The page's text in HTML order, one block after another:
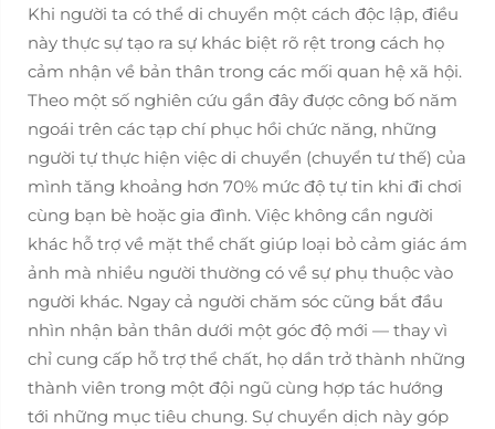
Khi người ta có thể di chuyển một cách độc lập, điều
này thực sự tạo ra sự khác biệt rõ rệt trong cách họ
cảm nhận về bản thân trong các mối quan hệ xã hội.
Theo một số nghiên cứu gần đây được công bố năm
ngoái trên các tạp chí phục hồi chức năng, những
người tự thực hiện việc di chuyển (chuyển tư thế) của
mình tăng khoảng hơn 70% mức độ tự tin khi đi chơi
cùng bạn bè hoặc gia đình. Việc không cần người
khác hỗ trợ về mặt thể chất giúp loại bỏ cảm giác ám
ảnh mà nhiều người thường có về sự phụ thuộc vào
người khác. Ngay cả người chăm sóc cũng bắt đầu
nhìn nhận bản thân dưới một góc độ mới — thay vì
chỉ cung cấp hỗ trợ thể chất, họ dần trở thành những
thành viên trong một đội ngũ cùng hợp tác hướng
tới những mục tiêu chung. Sự chuyển dịch này góp